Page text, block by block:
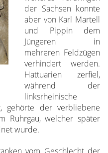
der Sachsen konnte
aber von Karl Martell
und Pippin dem
Jüngeren in
mehreren Feldzügen
verhindert werden.
Hattuarien zerfiel,
während der
linksrheinische
gehörte der verbliebene
Ruhrgau, welcher später
wurde.